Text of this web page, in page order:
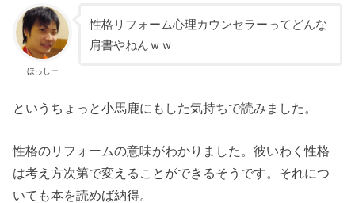
ほっしー
性格リフォーム心理カウンセラーってどんな
肩書やねんｗｗ
というちょっと小馬鹿にもした気持ちで読みました。
性格のリフォームの意味がわかりました。彼いわく性格
は考え方次第で変えることができるそうです。それにつ
いても本を読めば納得。